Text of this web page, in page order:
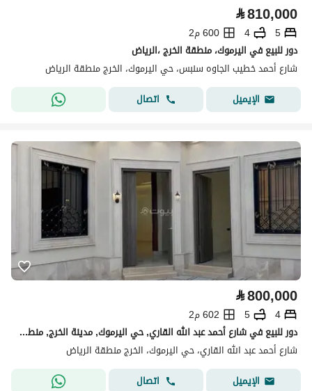
⃁810,000
5
4
600 م2
دور للبيع في اليرموك، منطقة الخرج ،الرياض
شارع أحمد خطيب الجاوه سنبس، حي اليرموك، الخرج منطقة الرياض
الإيميل
اتصال
⃁800,000
4
5
602 م2
دور للبيع في شارع أحمد عبد الله القاري, حي اليرموك, مدينة الخرج, منطقة الرياض
شارع أحمد عبد الله القاري، حي اليرموك، الخرج منطقة الرياض
الإيميل
اتصال